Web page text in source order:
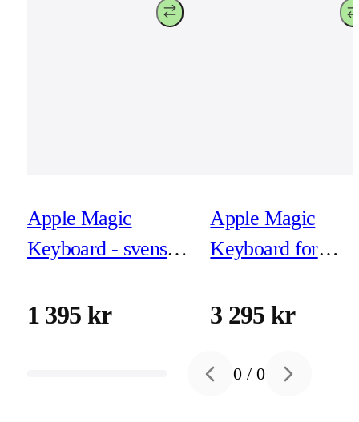
Apple Magic
Keyboard - svenskt
1 395 kr
Apple Magic
Keyboard for
(M3/M2) -
3 295 kr
Previous slide
0 /0 Next slide